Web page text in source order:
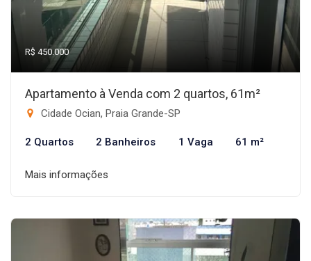
R$ 450.000
Apartamento à Venda com 2 quartos, 61m²
Cidade Ocian, Praia Grande-SP
2 Quartos 2 Banheiros 1 Vaga 61 m²
Mais informações